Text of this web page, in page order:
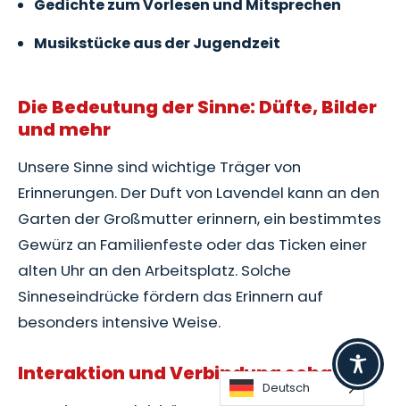
Gedichte zum Vorlesen und Mitsprechen
Musikstücke aus der Jugendzeit
Die Bedeutung der Sinne: Düfte, Bilder
und mehr
Unsere Sinne sind wichtige Träger von
Erinnerungen. Der Duft von Lavendel kann an den
Garten der Großmutter erinnern, ein bestimmtes
Gewürz an Familienfeste oder das Ticken einer
alten Uhr an den Arbeitsplatz. Solche
Sinneseindrücke fördern das Erinnern auf
besonders intensive Weise.
Interaktion und Verbindung schaffen
Deutsch